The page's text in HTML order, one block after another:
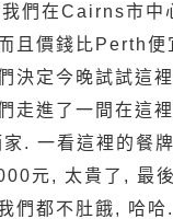
們在Cairns市中
且價錢比Perth便
決定今晚試試這
走進了一間在這
. 一看這裡的餐
元, 太貴了, 最
們都不肚餓, 哈